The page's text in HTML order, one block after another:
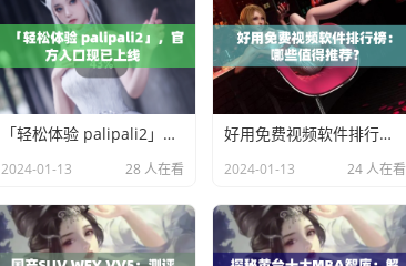
「轻松体验 palipali2」，官方入口现已上线
2024-01-13 28 人在看
好用免费视频软件排行榜：哪些值得推荐？
2024-01-13 24 人在看